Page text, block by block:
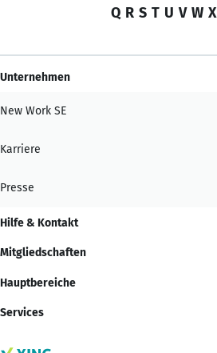
Q R S T U V W X
Unternehmen
New Work SE
Karriere
Presse
Hilfe & Kontakt
Mitgliedschaften
Hauptbereiche
Services